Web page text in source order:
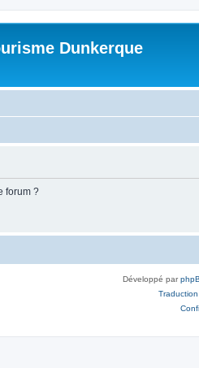
Dunkerque
forum ?
Développé par